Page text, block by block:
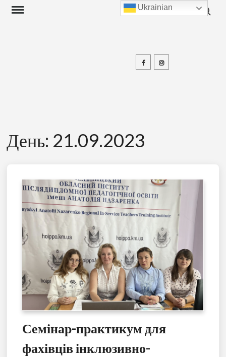
Skip
Search
FacebookInstagram
День: 21.09.2023
Семінар-практикум для
фахівців інклюзивно-
Ukrainian